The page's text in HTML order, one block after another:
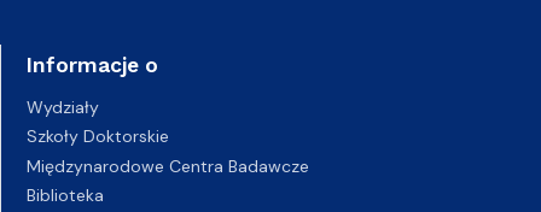
Informacje o
Wydziały
Szkoły Doktorskie
Międzynarodowe Centra Badawcze
Biblioteka